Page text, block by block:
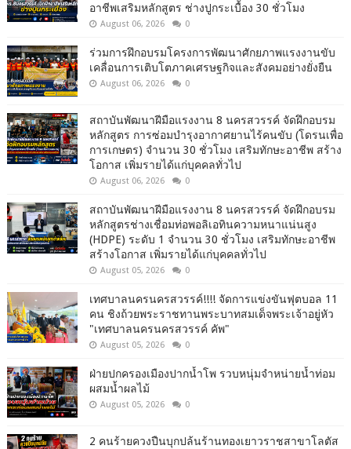
อาชีพเสริมหลักสูตร ช่างปูกระเบื้อง 30 ชั่วโมง
August 06, 2026 0
ร่วมการฝึกอบรมโครงการพัฒนาศักยภาพแรงงานขับ
เคลื่อนการเติบโตภาคเศรษฐกิจและสังคมอย่างยั่งยืน
August 06, 2026 0
สถาบันพัฒนาฝีมือแรงงาน 8 นครสวรรค์ จัดฝึกอบรม
หลักสูตร การซ่อมบำรุงอากาศยานไร้คนขับ (โดรนเพื่อ
การเกษตร) จำนวน 30 ชั่วโมง เสริมทักษะอาชีพ สร้าง
โอกาส เพิ่มรายได้แก่บุคคลทั่วไป
August 06, 2026 0
สถาบันพัฒนาฝีมือแรงงาน 8 นครสวรรค์ จัดฝึกอบรม
หลักสูตรช่างเชื่อมท่อพอลิเอทินความหนาแน่นสูง
(HDPE) ระดับ 1 จำนวน 30 ชั่วโมง เสริมทักษะอาชีพ
สร้างโอกาส เพิ่มรายได้แก่บุคคลทั่วไป
August 05, 2026 0
เทศบาลนครนครสวรรค์!!!! จัดการแข่งขันฟุตบอล 11
คน ชิงถ้วยพระราชทานพระบาทสมเด็จพระเจ้าอยู่หัว
"เทศบาลนครนครสวรรค์ คัพ"
August 05, 2026 0
ฝ่ายปกครองเมืองปากน้ำโพ รวบหนุ่มจำหน่ายน้ำท่อม
ผสมน้ำผลไม้
August 05, 2026 0
2 คนร้ายควงปืนบุกปล้นร้านทองเยาวราชสาขาโลตัส